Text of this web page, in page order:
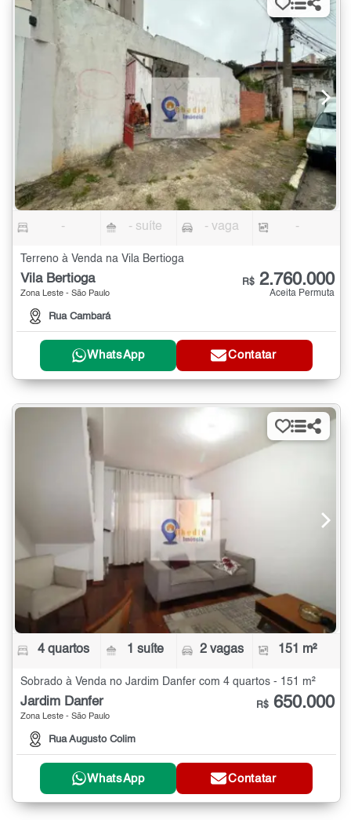
- - suíte - vaga -
Terreno à Venda na Vila Bertioga
Vila Bertioga
Zona Leste - São Paulo
Rua Cambará
R$ 2.760.000
Aceita Permuta
WhatsApp Contatar
4 quartos 1 suíte 2 vagas 151 m²
Sobrado à Venda no Jardim Danfer com 4 quartos - 151 m²
Jardim Danfer
Zona Leste - São Paulo
Rua Augusto Colim
R$ 650.000
WhatsApp Contatar